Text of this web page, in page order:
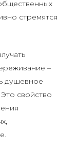
стремятся
–
душевное
свойство